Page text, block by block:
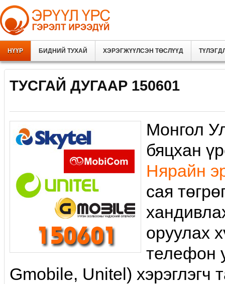
НҮҮР БИДНИЙ ТУХАЙ ХЭРЭГЖҮҮЛСЭН ТӨСЛҮҮД
TУСГАЙ ДУГААР 150601
Монгол
бяцхан
Нярайн
сая
оруулах
телефон
Gmobile, Unitel) хэрэглэгч